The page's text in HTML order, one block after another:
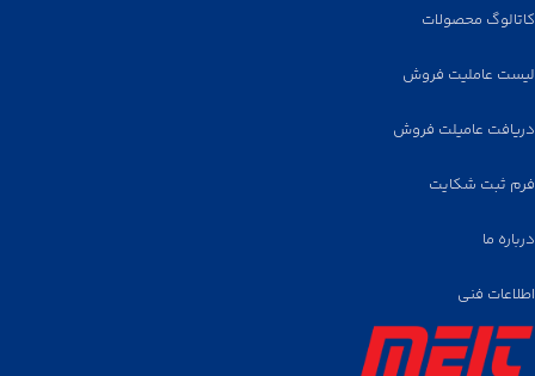
لاله زار تهران مشغول به فعالیت هستیم و
می‌گردد.
کاتالوگ محصولات
لیست عاملیت فروش
دریافت عامیلت فروش
فرم ثبت شکایت
درباره ما
اطلاعات فنی